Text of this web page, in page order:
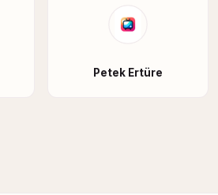
Petek Ertüre